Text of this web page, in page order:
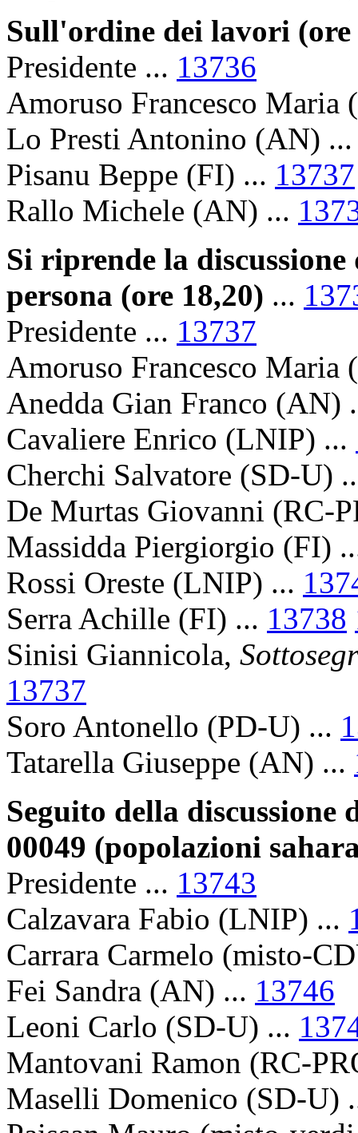
Sull'ordine dei lavori (ore
Presidente ... 13736
Amoruso Francesco
Lo Presti Antonino (AN)
Pisanu Beppe (FI) ... 13737
Rallo Michele (AN) ...
Si riprende la
persona (ore 18,20) ...
Presidente ... 13737
Amoruso Francesco
Anedda Gian Franco (AN)
Cavaliere Enrico (LNIP) ...
Cherchi Salvatore (SD-U)
De Murtas Giovanni (RC-
Massidda Piergiorgio (FI)
Rossi Oreste (LNIP) ...
Serra Achille (FI) ... 13738
Sinisi Giannicola,
13737
Soro Antonello (PD-U) ...
Tatarella Giuseppe (AN) ...
Seguito della discussione
00049 (popolazioni
Presidente ... 13743
Calzavara Fabio (LNIP) ...
Carrara Carmelo (misto-
Fei Sandra (AN) ... 13746
Leoni Carlo (SD-U) ...
Mantovani Ramon (RC-
Maselli Domenico (SD-U)